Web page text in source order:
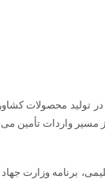
برنامه وزارت